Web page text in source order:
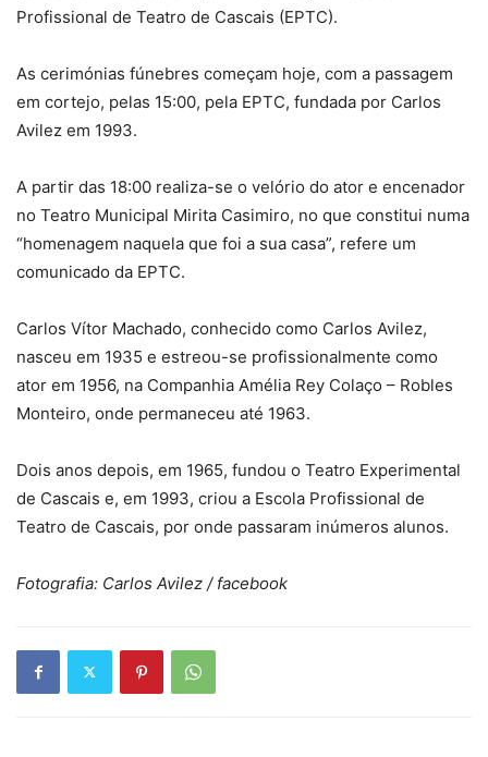
Profissional de Teatro de Cascais (EPTC).
As cerimónias fúnebres começam hoje, com a passagem
em cortejo, pelas 15:00, pela EPTC, fundada por Carlos
Avilez em 1993.
A partir das 18:00 realiza-se o velório do ator e encenador
no Teatro Municipal Mirita Casimiro, no que constitui numa
“homenagem naquela que foi a sua casa”, refere um
comunicado da EPTC.
Carlos Vítor Machado, conhecido como Carlos Avilez,
nasceu em 1935 e estreou-se profissionalmente como
ator em 1956, na Companhia Amélia Rey Colaço – Robles
Monteiro, onde permaneceu até 1963.
Dois anos depois, em 1965, fundou o Teatro Experimental
de Cascais e, em 1993, criou a Escola Profissional de
Teatro de Cascais, por onde passaram inúmeros alunos.
Fotografia: Carlos Avilez / facebook